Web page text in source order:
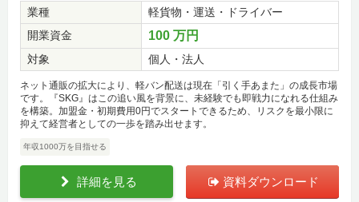
業種
軽貨物・運送・ドライバー
開業資金
100 万円
対象 個人・法人
ネット通販の拡大により、軽バン配送は現在「引く手あまた」の成長市場
です。『SKG』はこの追い風を背景に、未経験でも即戦力になれる仕組み
を構築。加盟金・初期費用0円でスタートできるため、リスクを最小限に
抑えて経営者としての一歩を踏み出せます。
年収1000万を目指せる
詳細を見る 資料ダウンロード